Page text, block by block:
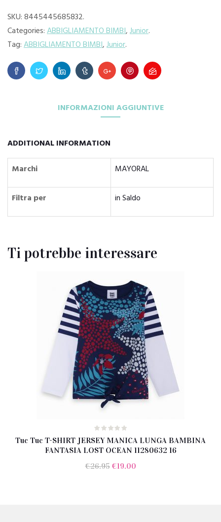
era:
€45.95.€42.00.
SKU:8445445685832.
Categories:ABBIGLIAMENTO BIMBI,Junior.
Tag:ABBIGLIAMENTO BIMBI,Junior.
INFORMAZIONI AGGIUNTIVE
ADDITIONAL INFORMATION
Marchi
MAYORAL
Filtra per in Saldo
Ti potrebbe interessare
Tuc Tuc T-SHIRT JERSEY MANICA LUNGA BAMBINA
FANTASIA LOST OCEAN 11280632 16
€26.95 Il
€19.00Il